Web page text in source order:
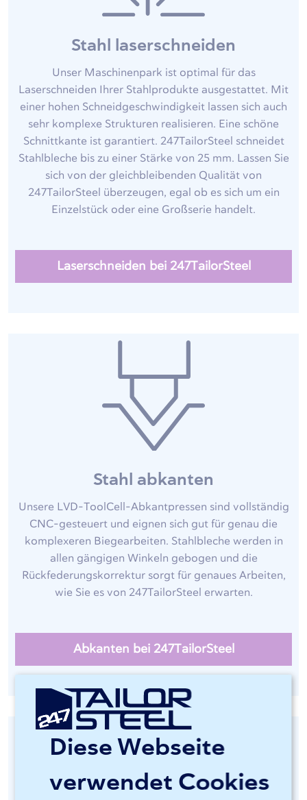
Diese Webseite
verwendet Cookies
Stahl laserschneiden
Unser Maschinenpark ist optimal für das
Laserschneiden Ihrer Stahlprodukte ausgestattet. Mit
einer hohen Schneidgeschwindigkeit lassen sich auch
sehr komplexe Strukturen realisieren. Eine schöne
Schnittkante ist garantiert. 247TailorSteel schneidet
Stahlbleche bis zu einer Stärke von 25 mm. Lassen Sie
sich von der gleichbleibenden Qualität von
247TailorSteel überzeugen, egal ob es sich um ein
Einzelstück oder eine Großserie handelt.
Laserschneiden bei 247TailorSteel
Stahl abkanten
Unsere LVD-ToolCell-Abkantpressen sind vollständig
CNC-gesteuert und eignen sich gut für genau die
komplexeren Biegearbeiten. Stahlbleche werden in
allen gängigen Winkeln gebogen und die
Rückfederungskorrektur sorgt für genaues Arbeiten,
wie Sie es von 247TailorSteel erwarten.
Abkanten bei 247TailorSteel